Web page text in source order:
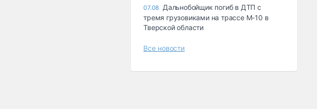
07.08 Дальнобойщик погиб в ДТП с
тремя грузовиками на трассе М-10 в
Тверской области
Все новости